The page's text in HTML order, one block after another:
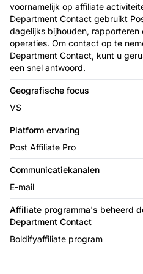
voornamelijk op affiliate
Department Contact gebruikt
dagelijks bijhouden, rapporteren
operaties. Om contact op te
Department Contact, kunt u
een snel antwoord.
Geografische focus
VS
Platform ervaring
Post Affiliate Pro
Communicatiekanalen
E-mail
Affiliate programma's beheerd
Department Contact
Boldifyaffiliate program